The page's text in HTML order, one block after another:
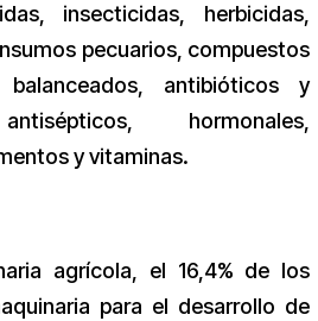
insecticidas, herbicidas,
pecuarios, compuestos
antibióticos y
hormonales,
y vitaminas.
agrícola, el 16,4% de los
para el desarrollo de